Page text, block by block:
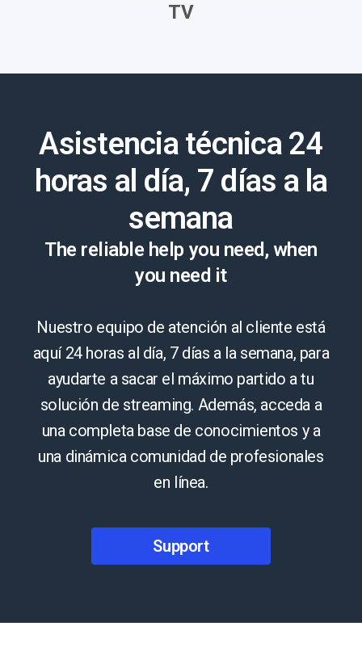
TV
Asistencia técnica 24
horas al día, 7 días a la
semana
The reliable help you need, when
you need it
Nuestro equipo de atención al cliente está
aquí 24 horas al día, 7 días a la semana, para
ayudarte a sacar el máximo partido a tu
solución de streaming. Además, acceda a
una completa base de conocimientos y a
una dinámica comunidad de profesionales
en línea.
Support